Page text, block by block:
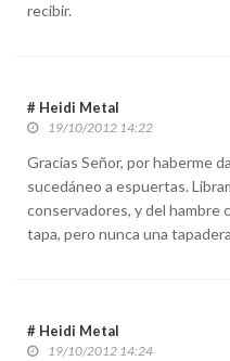
recibir.
# Heidi Metal
19/10/2012 14:22
Gracias Señor, por haberme
sucedáneo a espuertas.
conservadores, y del hambre
tapa, pero nunca una
# Heidi Metal
19/10/2012 14:24